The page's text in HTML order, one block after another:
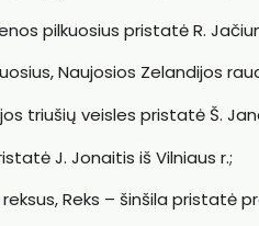
pilkuosius pristatė R.
Naujosios Zelandijos
triušių veisles pristatė Š.
J. Jonaitis iš Vilniaus r.;
Reks – šinšila pristatė